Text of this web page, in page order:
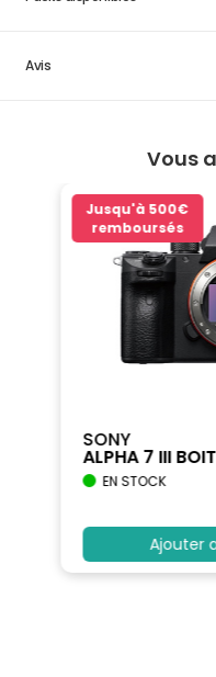
Avis
Vous
Jusqu'à 500€
remboursés
SONY
ALPHA 7 III
EN STOCK
Ajouter